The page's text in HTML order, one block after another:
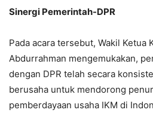
Sinergi Pemerintah-DPR
Pada acara tersebut, Wakil Ketua
Abdurrahman mengemukakan,
dengan DPR telah secara
berusaha untuk mendorong
pemberdayaan usaha IKM di